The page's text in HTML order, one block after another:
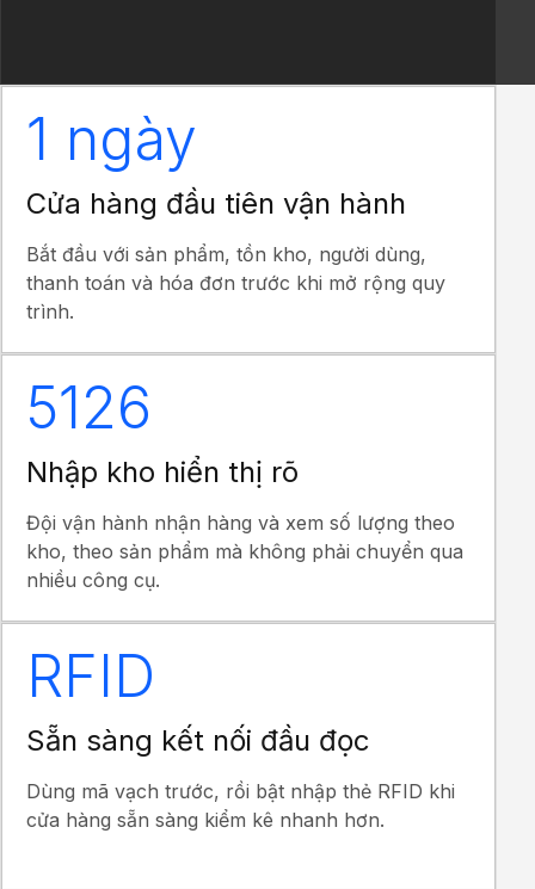
1 ngày
Cửa hàng đầu tiên vận hành
Bắt đầu với sản phẩm, tồn kho, người dùng,
thanh toán và hóa đơn trước khi mở rộng quy
trình.
5126
Nhập kho hiển thị rõ
Đội vận hành nhận hàng và xem số lượng theo
kho, theo sản phẩm mà không phải chuyển qua
nhiều công cụ.
RFID
Sẵn sàng kết nối đầu đọc
Dùng mã vạch trước, rồi bật nhập thẻ RFID khi
cửa hàng sẵn sàng kiểm kê nhanh hơn.